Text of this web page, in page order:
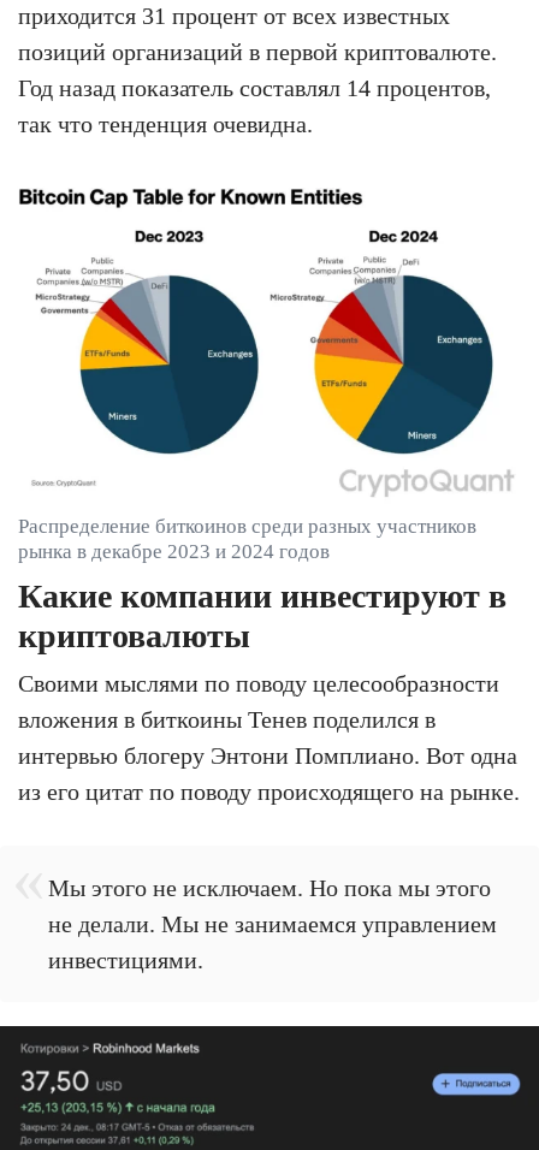
приходится 31 процент от всех известных
позиций организаций в первой криптовалюте.
Год назад показатель составлял 14 процентов,
так что тенденция очевидна.
Распределение биткоинов среди разных участников
рынка в декабре 2023 и 2024 годов
Какие компании инвестируют в
криптовалюты
Своими мыслями по поводу целесообразности
вложения в биткоины Тенев поделился в
интервью блогеру Энтони Помплиано. Вот одна
из его цитат по поводу происходящего на рынке.
Мы этого не исключаем. Но пока мы этого
не делали. Мы не занимаемся управлением
инвестициями.